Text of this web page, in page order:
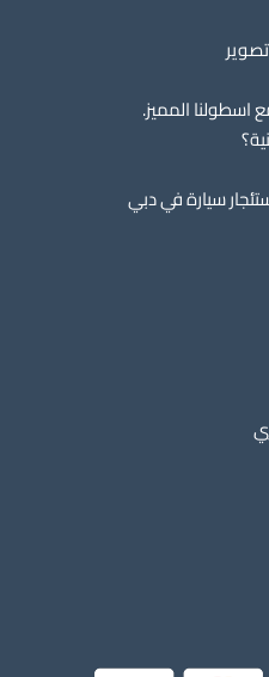
المميز.
سيارة في دبي